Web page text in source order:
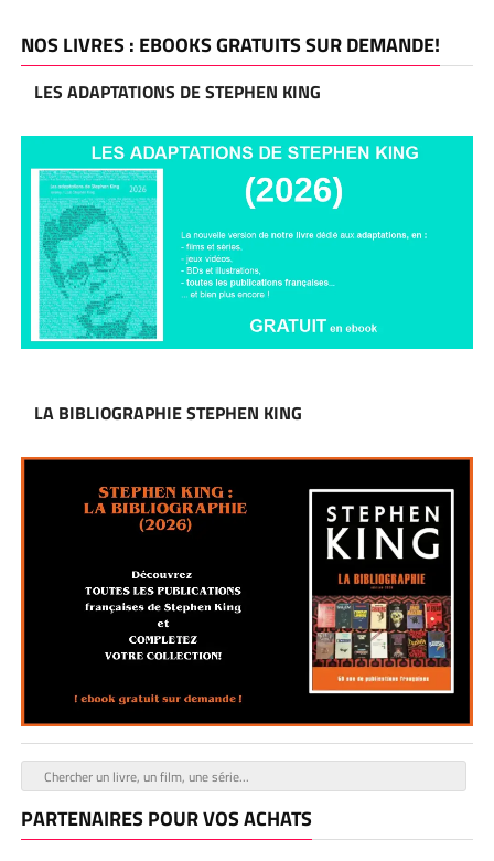
NOS LIVRES : EBOOKS GRATUITS SUR DEMANDE!
LES ADAPTATIONS DE STEPHEN KING
LA BIBLIOGRAPHIE STEPHEN KING
PARTENAIRES POUR VOS ACHATS